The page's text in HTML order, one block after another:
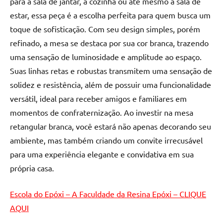
estar, essa peça é a escolha perfeita para quem busca um
toque de sofisticação. Com seu design simples, porém
refinado, a mesa se destaca por sua cor branca, trazendo
uma sensação de luminosidade e amplitude ao espaço.
Suas linhas retas e robustas transmitem uma sensação de
solidez e resistência, além de possuir uma funcionalidade
versátil, ideal para receber amigos e familiares em
momentos de confraternização. Ao investir na mesa
retangular branca, você estará não apenas decorando seu
ambiente, mas também criando um convite irrecusável
para uma experiência elegante e convidativa em sua
própria casa.
Escola do Epóxi – A Faculdade da Resina Epóxi – CLIQUE
AQUI